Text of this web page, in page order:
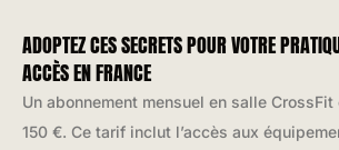
ADOPTEZ CES SECRETS POUR VOTRE
ACCÈS EN FRANCE
Un abonnement mensuel en salle
150 €. Ce tarif inclut l’accès aux